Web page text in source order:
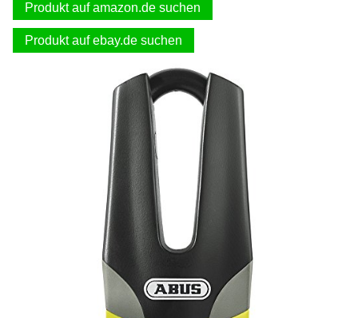
Produkt auf amazon.de suchen
Produkt auf ebay.de suchen